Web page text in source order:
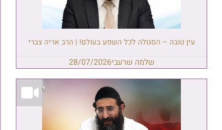
עין טובה – הסגולה לכל השפע בעולם! | הרב אריה צברי
שלמה שרעבי28/07/2026